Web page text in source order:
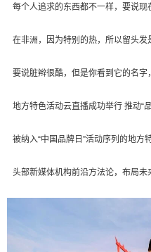
每个人追求的东西都不一样，要说
在非洲，因为特别的热，所以留头
要说脏辫很酷，但是你看到它的名
地方特色活动云直播成功举行 推动“
被纳入“中国品牌日”活动序列的地
头部新媒体机构前沿方法论，布局未